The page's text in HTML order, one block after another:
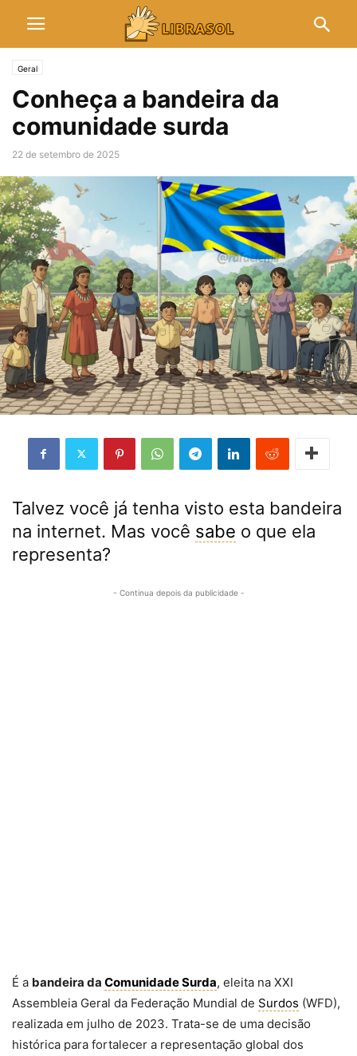
Geral
Conheça a bandeira da
comunidade surda
22 de setembro de 2025
Talvez você já tenha visto esta bandeira
na internet. Mas você sabe o que ela
representa?
- Continua depois da publicidade -
É a bandeira da Comunidade Surda, eleita na XXI
Assembleia Geral da Federação Mundial de Surdos (WFD),
realizada em julho de 2023. Trata-se de uma decisão
histórica para fortalecer a representação global dos